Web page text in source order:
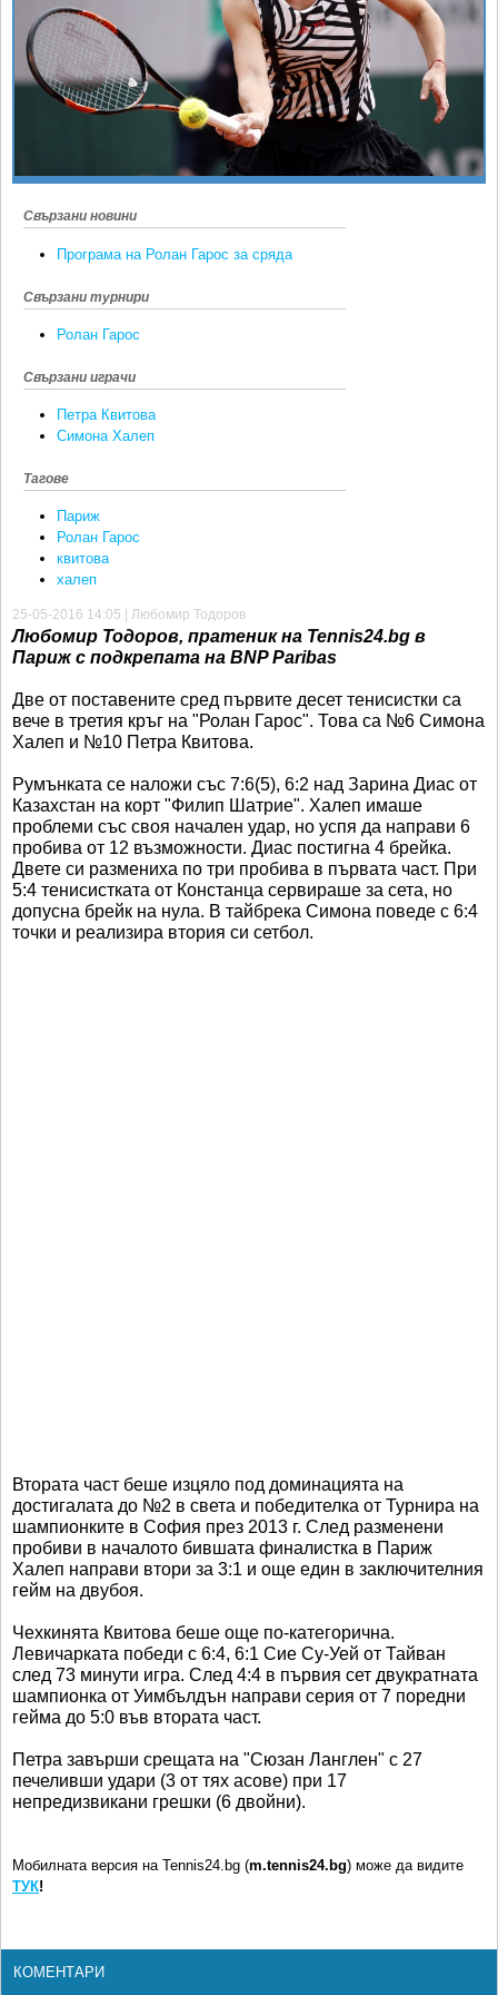
КЛУБОВЕ
БЛОГ
Спорт&Фитнес
Други
Любители
Свързани новини
Програма на Ролан Гарос за сряда
Свързани турнири
Ролан Гарос
Свързани играчи
Петра Квитова
Симона Халеп
Тагове
Париж
Ролан Гарос
квитова
халеп
25-05-2016 14:05 | Любомир Тодоров
Любомир Тодоров, пратеник на Tennis24.bg в
Париж с подкрепата на BNP Paribas
Две от поставените сред първите десет тенисистки са
вече в третия кръг на "Ролан Гарос". Това са №6 Симона
Халеп и №10 Петра Квитова.
Румънката се наложи със 7:6(5), 6:2 над Зарина Диас от
Казахстан на корт "Филип Шатрие". Халеп имаше
проблеми със своя начален удар, но успя да направи 6
пробива от 12 възможности. Диас постигна 4 брейка.
Двете си размениха по три пробива в първата част. При
5:4 тенисистката от Констанца сервираше за сета, но
допусна брейк на нула. В тайбрека Симона поведе с 6:4
точки и реализира втория си сетбол.
Втората част беше изцяло под доминацията на
достигалата до №2 в света и победителка от Турнира на
шампионките в София през 2013 г. След разменени
пробиви в началото бившата финалистка в Париж
Халеп направи втори за 3:1 и още един в заключителния
гейм на двубоя.
Чехкинята Квитова беше още по-категорична.
Левичарката победи с 6:4, 6:1 Сие Су-Уей от Тайван
след 73 минути игра. След 4:4 в първия сет двукратната
шампионка от Уимбълдън направи серия от 7 поредни
гейма до 5:0 във втората част.
Петра завърши срещата на "Сюзан Ланглен" с 27
печеливши удари (3 от тях асове) при 17
непредизвикани грешки (6 двойни).
Мобилната версия на Tennis24.bg (m.tennis24.bg) може да видите
ТУК!
КОМЕНТАРИ